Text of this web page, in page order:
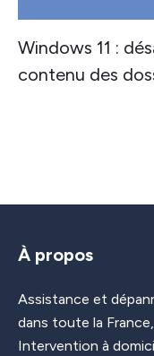
Windows 11 :
contenu des
À propos
Assistance et
dans toute la
Intervention à